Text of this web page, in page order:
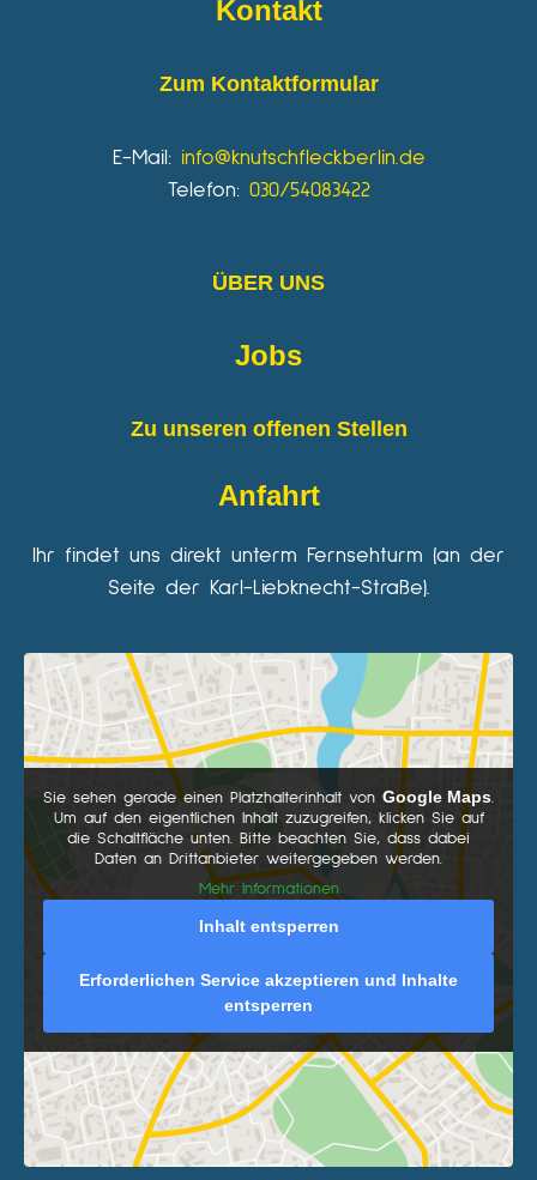
Kontakt
Zum Kontaktformular
E-Mail: info@knutschfleckberlin.de
Telefon: 030/54083422
ÜBER UNS
Jobs
Zu unseren offenen Stellen
Anfahrt
Ihr findet uns direkt unterm Fernsehturm (an der
Seite der Karl-Liebknecht-Straße).
Sie sehen gerade einen Platzhalterinhalt von Google Maps
Um auf den eigentlichen Inhalt zuzugreifen, klicken Sie auf
die Schaltfläche unten. Bitte beachten Sie, dass dabei
Daten an Drittanbieter weitergegeben werden.
Mehr Informationen
Inhalt entsperren
Erforderlichen Service akzeptieren und Inhalte
entsperren